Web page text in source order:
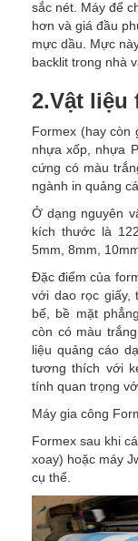
sắc nét. Máy để
hơn và giá đầu
mực dầu. Mực
backlit trong nhà
2.Vật liệu
Formex (hay còn
nhựa xốp, nhựa
cứng có màu
ngành in quảng
Ở dạng nguyên
kích thước là
5mm, 8mm,
Đặc điểm của
với dao rọc giấy,
bế, bề mặt
còn có màu
liệu quảng cáo
tương thích với
tính quan trọng
Máy gia công
Formex sau khi
xoay) hoặc máy
cụ thể.